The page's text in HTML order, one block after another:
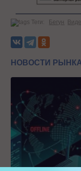
Теги: Бегун
НОВОСТИ